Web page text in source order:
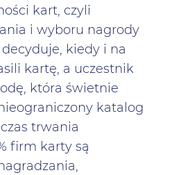
kart, czyli
i wyboru nagrody
kiedy i na
kartę, a uczestnik
która świetnie
katalog
trwania
firm karty są